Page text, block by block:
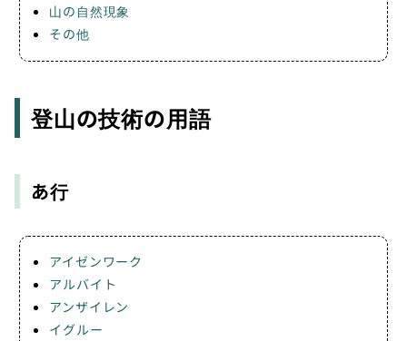
山の自然現象
その他
登山の技術の用語
あ行
アイゼンワーク
アルバイト
アンザイレン
イグルー